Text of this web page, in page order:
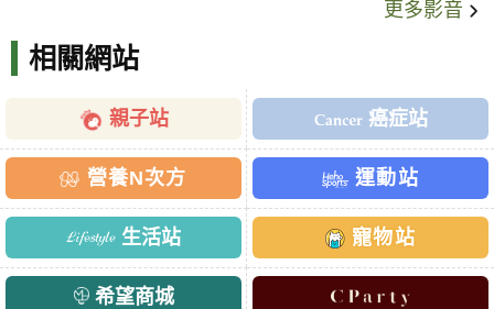
更多影音
相關網站
親子站 癌症站
營養N次方 運動站
生活站 寵物站
希望商城